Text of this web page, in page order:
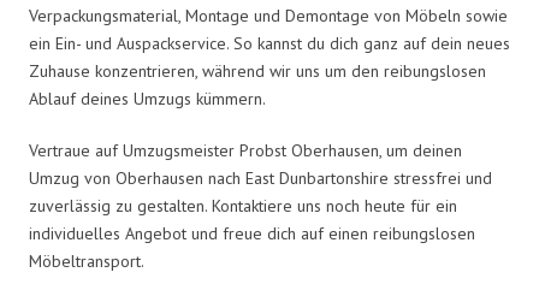
Verpackungsmaterial, Montage und Demontage von Möbeln sowie
ein Ein- und Auspackservice. So kannst du dich ganz auf dein neues
Zuhause konzentrieren, während wir uns um den reibungslosen
Ablauf deines Umzugs kümmern.
Vertraue auf Umzugsmeister Probst Oberhausen, um deinen
Umzug von Oberhausen nach East Dunbartonshire stressfrei und
zuverlässig zu gestalten. Kontaktiere uns noch heute für ein
individuelles Angebot und freue dich auf einen reibungslosen
Möbeltransport.